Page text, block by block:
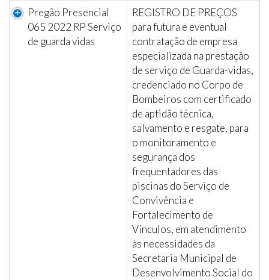
Pregão Presencial
065 2022 RP Serviço
de guarda vidas
REGISTRO DE PREÇOS
para futura e eventual
contratação de empresa
especializada na prestação
de serviço de Guarda-vidas,
credenciado no Corpo de
Bombeiros com certificado
de aptidão técnica,
salvamento e resgate, para
o monitoramento e
segurança dos
frequentadores das
piscinas do Serviço de
Convivência e
Fortalecimento de
Vínculos, em atendimento
às necessidades da
Secretaria Municipal de
Desenvolvimento Social do